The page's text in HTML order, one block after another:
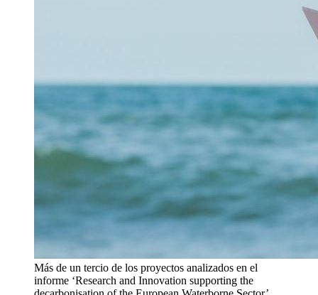
Más de un tercio de los proyectos analizados en el
informe ‘Research and Innovation supporting the